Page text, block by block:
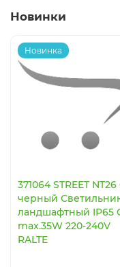
Новинки
Новинка
371064 STREET
черный
ландшафтный IP65
max.35W 220-240V
RALTE